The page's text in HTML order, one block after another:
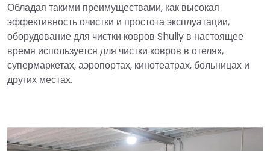
Обладая такими преимуществами, как высокая
эффективность очистки и простота эксплуатации,
оборудование для чистки ковров Shuliy в настоящее
время используется для чистки ковров в отелях,
супермаркетах, аэропортах, кинотеатрах, больницах и
других местах.